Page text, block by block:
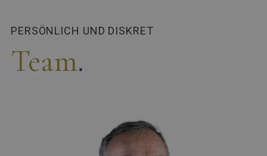
PERSÖNLICH UND DISKRET
Team.